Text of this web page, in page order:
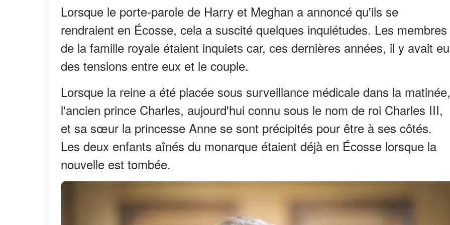
Lorsque le porte-parole de Harry et Meghan a annoncé qu'ils se
rendraient en Écosse, cela a suscité quelques inquiétudes. Les membres
de la famille royale étaient inquiets car, ces dernières années, il y avait eu
des tensions entre eux et le couple.
Lorsque la reine a été placée sous surveillance médicale dans la matinée,
l'ancien prince Charles, aujourd'hui connu sous le nom de roi Charles III,
et sa sœur la princesse Anne se sont précipités pour être à ses côtés.
Les deux enfants aînés du monarque étaient déjà en Écosse lorsque la
nouvelle est tombée.